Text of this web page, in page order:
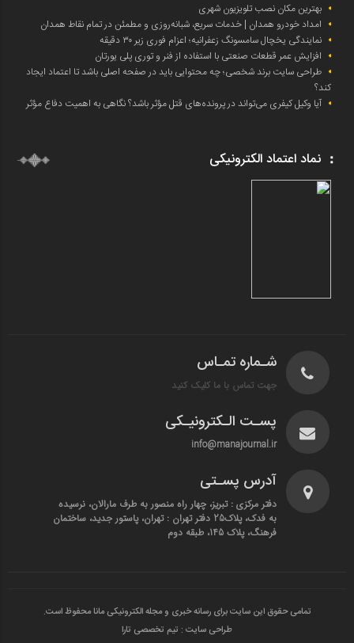
بهترین مکان نصب تلویزیون شهری
امداد خودرو همدان | خدمات سریع، شبانه‌روزی و مطمئن در تمام نقاط همدان
نمایندگی یخچال سامسونگ زعفرانیه؛ اعزام فوری زیر ۳۰ دقیقه
افزایش عمر قطعات صنعتی با استفاده از فنر و توری پلی یورتان
طراحی سایت برند شخصی؛ چه محتوایی باید در صفحه اصلی باشد تا اعتماد ایجاد
کند؟
آیا وکیل کیفری می‌تواند در پرونده‌های قتل مؤثر باشد؟ نگاهی به اهمیت دفاع مؤثر
نماد اعتماد الکترونیکی
شـماره تمـاس
جهت تماس با ما کلیک کنید
پسـت الـکترونیـکی
info@manajournal.ir
آدرس پسـتی
دفتر مرکزی : تبریز، چهار راه منصور به طرف مارالان، نرسیده
به فدک، پلاک25 دفتر تهران : تهران، پاستور جدید، ساختمان
فرهنگ، پلاک 145، طبقه دوم
تمامی حقوق این سایت برای رسانه خبری و مجله الکترونیکی مانا محفوظ است.
طراحی سایت : تیم تخصصی تارا